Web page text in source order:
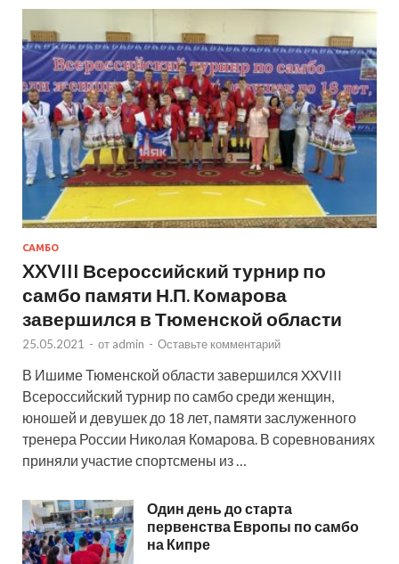
САМБО
XXVIII Всероссийский турнир по
самбо памяти Н.П. Комарова
завершился в Тюменской области
25.05.2021 - от admin - Оставьте комментарий
В Ишиме Тюменской области завершился XXVIII
Всероссийский турнир по самбо среди женщин,
юношей и девушек до 18 лет, памяти заслуженного
тренера России Николая Комарова. В соревнованиях
приняли участие спортсмены из …
Один день до старта
первенства Европы по самбо
на Кипре